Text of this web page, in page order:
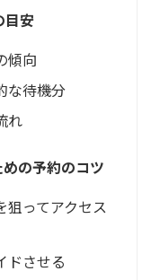
目安
傾向
な待機分
れ
の予約のコツ
狙ってアクセス
ドさせる